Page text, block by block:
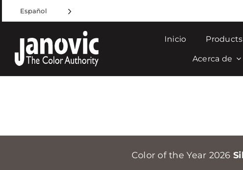
to
content
Español
Inicio
Acerca de
Color of the Year 2026